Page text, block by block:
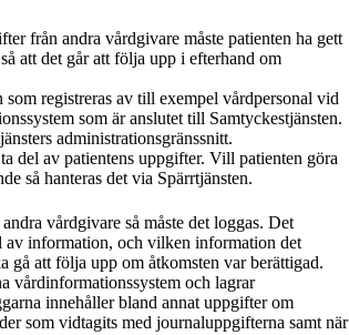
från andra vårdgivare måste patienten ha gett
att det går att följa upp i efterhand om
registreras av till exempel vårdpersonal vid
som är anslutet till Samtyckestjänsten.
administrationsgränssnitt.
del av patientens uppgifter. Vill patienten göra
så hanteras det via Spärrtjänsten.
vårdgivare så måste det loggas. Det
av information, och vilken information det
gå att följa upp om åtkomsten var berättigad.
vårdinformationssystem och lagrar
innehåller bland annat uppgifter om
som vidtagits med journaluppgifterna samt när